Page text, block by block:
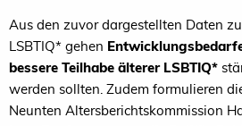
Aus den zuvor dargestellten Daten
LSBTIQ* gehen
bessere Teilhabe älterer LSBTIQ*
werden sollten. Zudem formulieren
Neunten Altersberichtskommission